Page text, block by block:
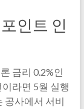
인트 인
금리 0.2%인
라면 5월 실행
공사에서 서비